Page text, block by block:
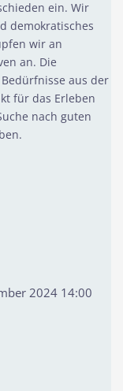
ein. Wir
demokratisches
wir an
an. Die
aus der
für das Erleben
nach guten
2024 14:00